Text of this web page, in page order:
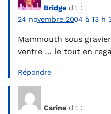
Bridge dit :
24 novembre 2004 à 13 h
Mammouth sous
ventre … le tout en
Répondre
Carine dit :